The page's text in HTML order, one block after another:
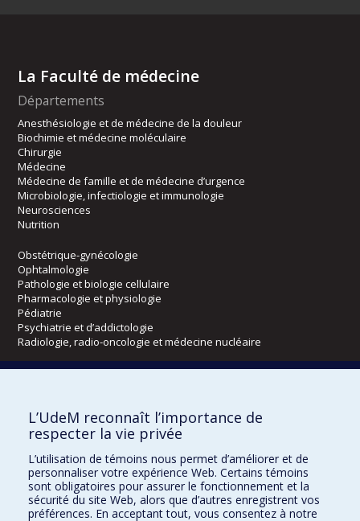
La Faculté de médecine
Départements
Anesthésiologie et de médecine de la douleur
Biochimie et médecine moléculaire
Chirurgie
Médecine
Médecine de famille et de médecine d’urgence
Microbiologie, infectiologie et immunologie
Neurosciences
Nutrition
Obstétrique-gynécologie
Ophtalmologie
Pathologie et biologie cellulaire
Pharmacologie et physiologie
Pédiatrie
Psychiatrie et d’addictologie
Radiologie, radio-oncologie et médecine nucléaire
Kinésiologie et des sciences de l’activité physique
Orthophonie et audiologie
Directions
DPC
L’UdeM reconnaît l’importance de
respecter la vie privée
L’utilisation de témoins nous permet d’améliorer et de
personnaliser votre expérience Web. Certains témoins
sont obligatoires pour assurer le fonctionnement et la
sécurité du site Web, alors que d’autres enregistrent vos
préférences. En acceptant tout, vous consentez à notre